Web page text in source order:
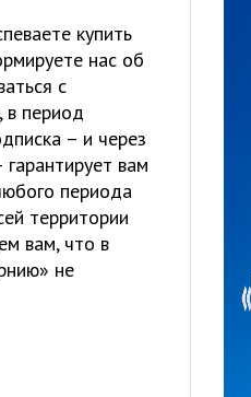
купить
нас об
с
в период
– и через
вам
периода
территории
вам, что в
не